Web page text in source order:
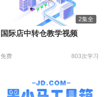
2集全
国际店中转仓教学视频
免费 803次学习